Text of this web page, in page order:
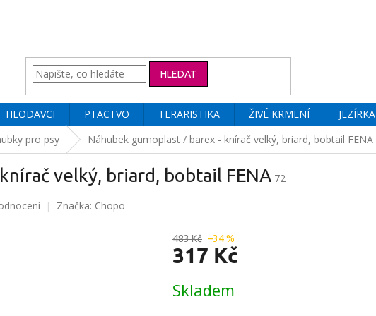
HLEDAT
HLODAVCI PTACTVO TERARISTIKA ŽIVÉ KRMENÍ JEZÍRKA
pro psy Náhubek gumoplast / barex - knírač velký, briard, bobtail FENA
velký, briard, bobtail FENA 72
Značka: Chopo
483 Kč –34 %
317 Kč
cena:
Skladem